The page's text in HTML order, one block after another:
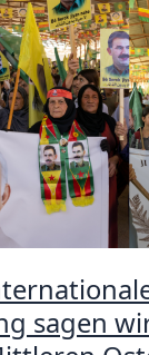
sagen